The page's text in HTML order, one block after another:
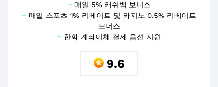
+ 매일 5% 캐쉬백 보너스
+ 매일 스포츠 1% 리베이트 및 카지노 0.5% 리베이트
보너스
+ 한화 계좌이체 결제 옵션 지원
9.6